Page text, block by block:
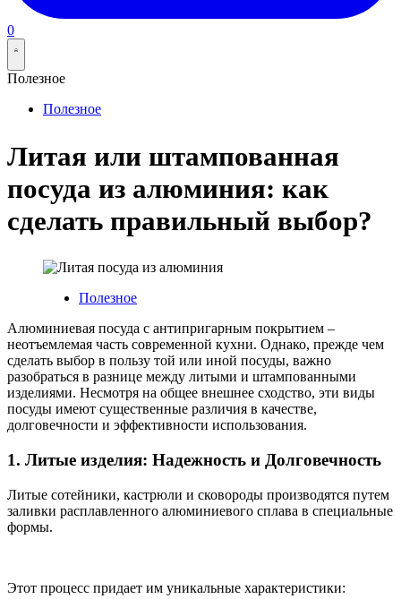
0
Полезное
PostedПолезное
Литая или штампованная
посуда из алюминия: как
сделать правильный выбор?
PostedПолезное
Алюминиевая посуда с антипригарным покрытием –
неотъемлемая часть современной кухни. Однако, прежде чем
сделать выбор в пользу той или иной посуды, важно
разобраться в разнице между литыми и штампованными
изделиями. Несмотря на общее внешнее сходство, эти виды
посуды имеют существенные различия в качестве,
долговечности и эффективности использования.
1. Литые изделия: Надежность и Долговечность
Литые сотейники, кастрюли и сковороды производятся путем
заливки расплавленного алюминиевого сплава в специальные
формы.
Этот процесс придает им уникальные характеристики: